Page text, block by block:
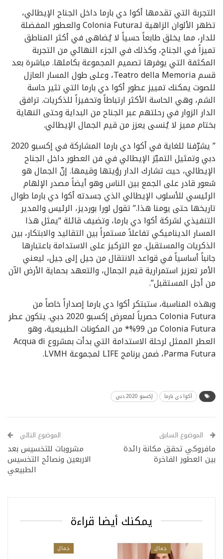
التجربة التي تقدمها أكوا دي بارما داخل الجناح الإيطالي،
تظهر الألوان الزاهية لـColonia Futura والعطور المفضلة
للدار، مما يخلق طابعاً حسياً لا يُضاهى في أكثر المناطق
تميزاً في الجناح، وكذلك في الجزء النهائي من التجربة
المكثفة التي يوفرها تصميم المجموعة بكاملها. مباشرة بعد
قسم Teatro della Memoria، وعلى طول المسار العازل
للصوت يمكنك تمييز عطور أكوا دي بارما التي تثير حاسة
الشم، وهي الحاسة الأكثر ارتباطاً وتحفيزاً للذكريات. ترافق
الدار الزوار في رحلتهم عبر الجناح من البداية وحتى النهاية
بختام مميز لا يُنسى يعزز من قيم الجمال الإيطالي.
” يشرّفنا للغاية في أكوا دي بارما المشاركة في إكسبو 2020
دبي وتمثيل التميّز الإيطالي في فن العطور داخل الجناح
الإيطالي، حيث تشارك الدار رؤيتها وقيمها. إنّ الجمال هو
شعور قادر على الجمع بين الناس وهو أيضاً مصدر الإلهام
الرئيسي للأسلوب الإيطالي الذي جسدته أكوا دي بارما طوال
تاريخها حتى يومنا هذا.” تقول لورا بورديز، الرئيس والمدير
التنفيذي لشركة أكوا دي بارما، وتضيف قائلة “يمثل هذا
المسار الديناميكي تفاعلاً مستمراً بين التقاليد والابتكار، بين
الذكريات والمستقبل. مع التركيز على الاستدامة باعتبارها
جانباً أساسياً في قواعد الانتقال من جيل إلى جيل، ليعني
الأمر تعزيز استمرارية قيم الجمال، والتعهد بحماية الأرض الآن
من أجل المستقبل”.
وبهذه المناسبة، ستبتكر أكوا دي بارما إصداراً خاصاً من
Colonia Futura حصرياً لمعرض إكسبو 2020 دبي. يتكون عطر
Colonia Futura من 99%* من المكونات الطبيعية، وهو
العطر الممثل لرحلة الاستدامة التي بدأت بمشروع Acqua di
Parma Futura، ضمن برنامج LIFE لمجموعة LVMH.
أكوا دي بارما إكسبو 2020 دبي
الموضوع السابق
مافروكي تحقق مكانة رائدة
بين العطور الفاخرة
الموضوع التالي
مشروبات للتخسيس بعد
الاربعين ونصائح التخسيس
الطبيعي
يمكنك أيضا قراءة
جمال جمال